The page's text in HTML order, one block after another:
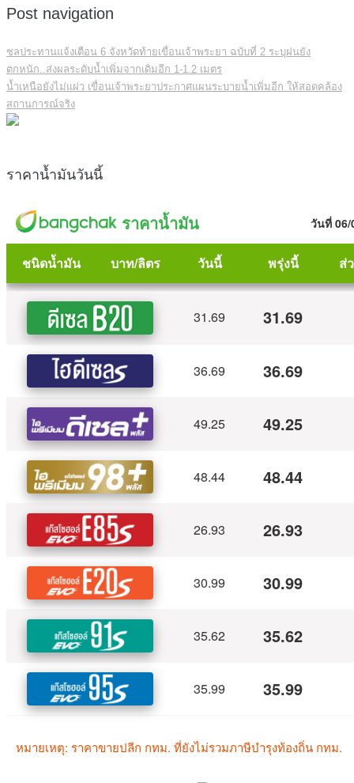
Post navigation
ชลประทานแจ้งเตือน 6 จังหวัดท้ายเขื่อนเจ้าพระยา ฉบับที่ 2 ระบุฝนยัง
ตกหนัก..ส่งผลระดับน้ำเพิ่มจากเดิมอีก 1-1.2 เมตร
น้ำเหนือยังไม่แผ่ว เขื่อนเจ้าพระยาประกาศแผนระบายน้ำเพิ่มอีก ให้สอดคล้อง
สถานการณ์จริง
ราคาน้ำมันวันนี้